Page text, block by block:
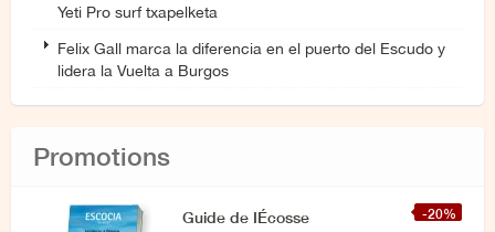
Yeti Pro surf txapelketa
Felix Gall marca la diferencia en el puerto del Escudo y
lidera la Vuelta a Burgos
Promotions
-20%
Guide de IÉcosse